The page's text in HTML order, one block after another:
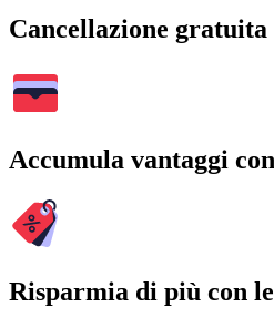
Cancellazione
Accumula vantaggi
Risparmia di più con